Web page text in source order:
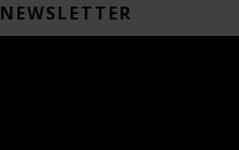
NEWSLETTER